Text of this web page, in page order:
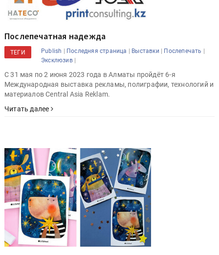
Послепечатная надежда
ТЕГИ Publish | Последняя страница | Выставки | Послепечать |
Эксклюзив|
С 31 мая по 2 июня 2023 года в Алматы пройдёт 6-я
Международная выставка рекламы, полиграфии, технологий и
материалов Central Asia Reklam.
Читать далее